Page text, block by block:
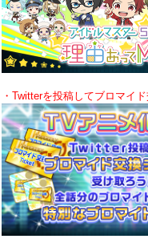
・Twitterを投稿してブロマイ